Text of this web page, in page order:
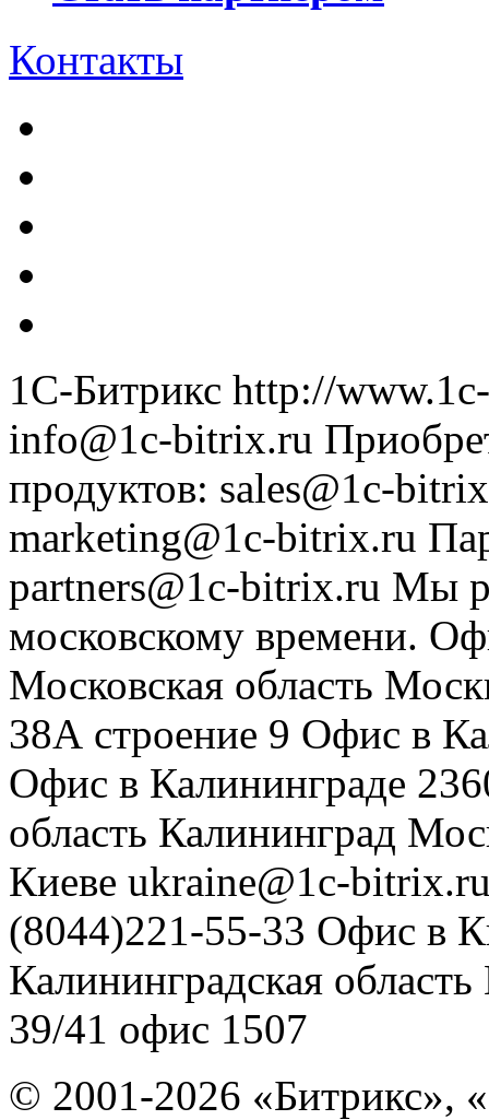
Контакты
1С-Битрикс http://
info@1c-bitrix.ru
продуктов: sales@1c-
marketing@1c-bitrix.ru
partners@1c-bitrix.ru Мы
московскому времени.
Московская область
38А строение 9 Офис в
Офис в Калининграде
область Калининград
Киеве ukraine@1c-
(8044)221-55-33 Офис в
Калининградская область
39/41 офис 1507
© 2001-2026 «Битрикс»,